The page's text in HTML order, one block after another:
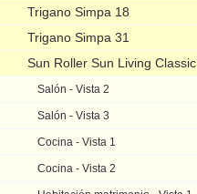
Trigano Simpa 18
Trigano Simpa 31
Sun Roller Sun Living Classic
Salón - Vista 2
Salón - Vista 3
Cocina - Vista 1
Cocina - Vista 2